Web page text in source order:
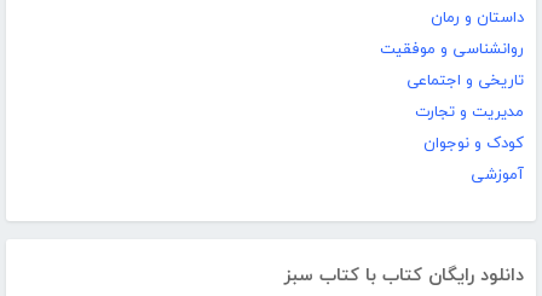
داستان و رمان
روانشناسی و موفقیت
تاریخی و اجتماعی
مدیریت و تجارت
کودک و نوجوان
آموزشی
دانلود رایگان کتاب با کتاب سبز